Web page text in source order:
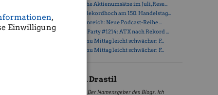
,
Einwilligung
mit
» PIR-News: Hohe Aktienumsätze im Juli, Rese...
» ATX erreicht Rekordhoch am 150. Handelstag...
» Drastil & Seltenreich: Neue Podcast-Reihe ...
» Wiener Börse Party #1214: ATX nach Rekord ...
» Wiener Börse zu Mittag leicht schwächer: F...
» Wiener Börse zu Mittag leicht schwächer: F...
Christian Drastil
Der Namensgeber des Blogs. Ich